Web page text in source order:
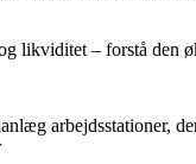
likviditet – forstå den
arbejdsstationer,